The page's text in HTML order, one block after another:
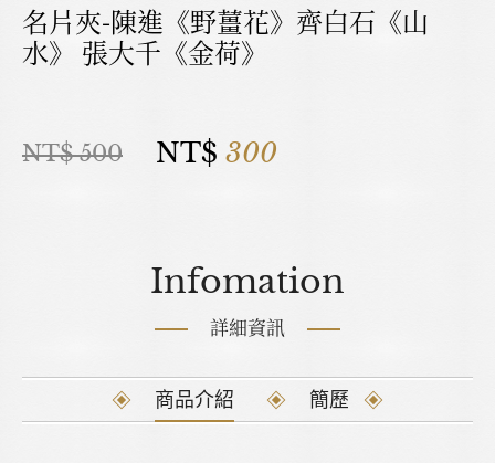
名片夾-陳進《野薑花》齊白石《山
水》 張大千《金荷》
NT$ 500 NT$ 300
Infomation
詳細資訊
商品介紹 簡歷